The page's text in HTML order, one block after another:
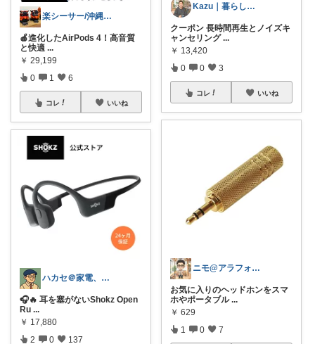
楽シーサー/沖縄好きのおすすめROOM
🍎進化したAirPods 4！高音質
と快適 ...
￥ 29,199
0 1 6
コレ いいね
ハカセ＠家電、PCと知育おもちゃ
🎧🔥 耳を塞がないShokz Open
Ru ...
￥ 17,880
2 0 137
Kazu｜暮らしを整えるインテリア
クーポン 長時間再生とノイズキ
ャンセリング ...
￥ 13,420
0 0 3
コレ いいね
ニモ@アラフォーこだわり男子
お気に入りのヘッドホンをスマ
ホやポータブル ...
￥ 629
1 0 7